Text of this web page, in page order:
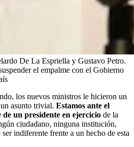
De La Espriella y Gustavo Petro.
el empalme con el Gobierno
los nuevos ministros le hicieron un
asunto trivial. Estamos ante el
un presidente en ejercicio de la
ciudadano, ninguna institución,
indiferente frente a un hecho de esta